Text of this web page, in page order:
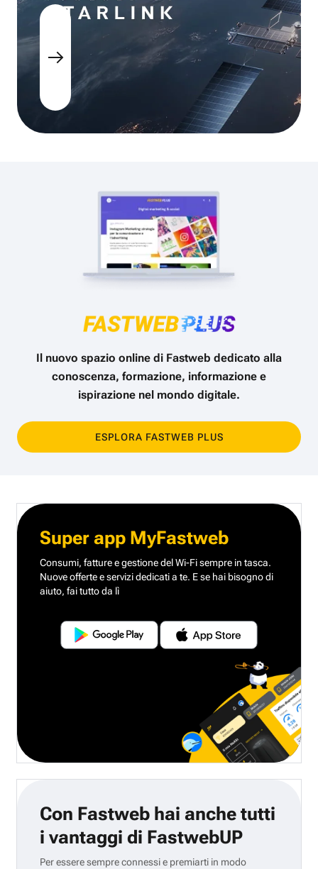
Il nuovo spazio online di Fastweb dedicato alla
conoscenza, formazione, informazione e
ispirazione nel mondo digitale.
ESPLORA FASTWEB PLUS
Super app MyFastweb
Consumi, fatture e gestione del Wi-Fi sempre in tasca.
Nuove offerte e servizi dedicati a te. E se hai bisogno di
aiuto, fai tutto da lì
Con Fastweb hai anche tutti
i vantaggi di FastwebUP
Per essere sempre connessi e premiarti in modo